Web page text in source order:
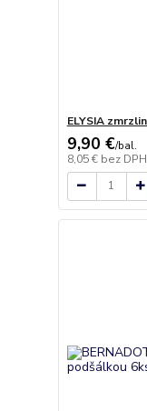
ELYSIA
9,90 €/bal.
8,05 € bez DPH